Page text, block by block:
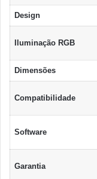
Design
Iluminação RGB
Dimensões
Compatibilidade
Software
Garantia